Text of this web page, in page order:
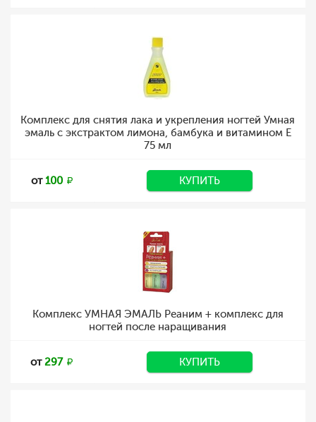
Комплекс для снятия лака и укрепления ногтей Умная
эмаль с экстрактом лимона, бамбука и витамином Е
75 мл
от100 КУПИТЬ
Комплекс УМНАЯ ЭМАЛЬ Реаним + комплекс для
ногтей после наращивания
от297 КУПИТЬ